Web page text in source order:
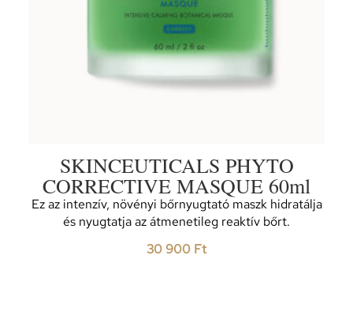
SKINCEUTICALS PHYTO
CORRECTIVE MASQUE 60ml
Ez az intenzív, növényi bőrnyugtató maszk hidratálja
és nyugtatja az átmenetileg reaktív bőrt.
30 900 Ft